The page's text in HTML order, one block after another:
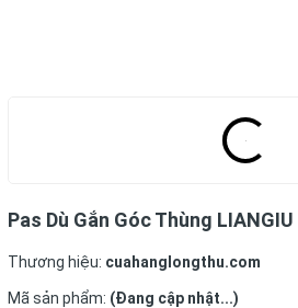
Pas Dù Gắn Góc Thùng
Thương hiệu: cuahanglongthu.com
Mã sản phẩm: (Đang cập nhật...)